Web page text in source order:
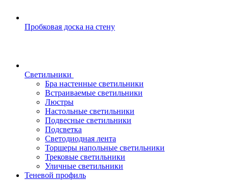
Пробковая доска на стену
Светильники
Бра настенные светильники
Встраиваемые светильники
Люстры
Настольные светильники
Подвесные светильники
Подсветка
Светодиодная лента
Торшеры напольные светильники
Трековые светильники
Уличные светильники
Теневой профиль